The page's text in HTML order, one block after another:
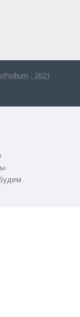
- 2021